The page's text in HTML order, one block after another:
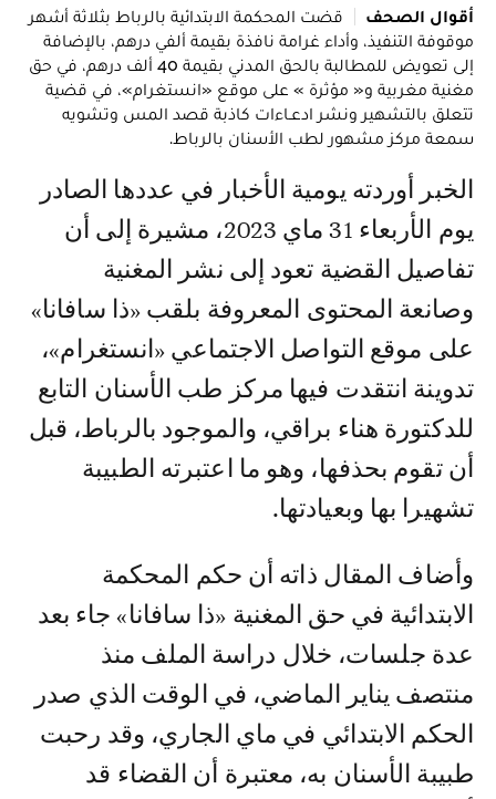
أقوال الصحف
قضت المحكمة الابتدائية بالرباط بثلاثة أشهر
موقوفة التنفيذ، وأداء غرامة نافذة بقيمة ألفي درهم، بالإضافة
إلى تعويض للمطالبة بالحق المدني بقيمة 40 ألف درهم، في حق
مغنية مغربية و« مؤثرة » على موقع «انستغرام»، في قضية
تتعلق بالتشهير ونشر ادعـاءات كاذبة قصد المس وتشويه
سمعة مركز مشهور لطب الأسنان بالرباط.
يوم الأربعاء 31 ماي 2023، مشيرة إلى أن
تفاصيل القضية تعود إلى نشر المغنية
وصانعة المحتوى المعروفة بلقب «ذا سافانا»
على موقع التواصل الاجتماعي «انستغرام»،
تدوينة انتقدت فيها مركز طب الأسنان التابع
للدكتورة هناء براقي، والموجود بالرباط، قبل
أن تقوم بحذفها، وهو ما اعتبرته الطبيبة
تشهيرا بها وبعيادتها.
وأضاف المقال ذاته أن حكم المحكمة
الابتدائية في حق المغنية «ذا سافانا» جاء بعد
عدة جلسات، خلال دراسة الملف منذ
منتصف يناير الماضي، في الوقت الذي صدر
الحكم الابتدائي في ماي الجاري، وقد رحبت
طبيبة الأسنان به، معتبرة أن القضاء قد